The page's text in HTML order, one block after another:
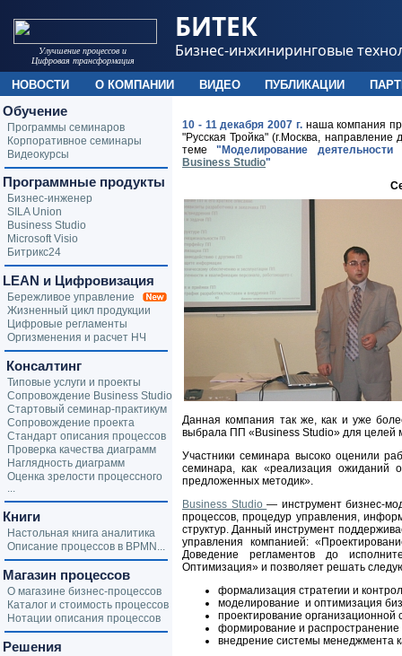
10 - 11 декабря 2007 г.наша компания
"Русская Тройка" (г.Москва, направление
теме "Моделирование
Business Studio"
Данная компания так же, как и уже
выбрала ПП «Business Studio» для целей
Участники семинара высоко оценили
семинара, как «реализация ожиданий
предложенных методик».
Business Studio— инструмент бизнес-
процессов, процедур управления,
структур. Данный инструмент
управления компанией:
Доведение регламентов до
Оптимизация» и позволяет решать
формализация стратегии и
моделирование и оптимизация
проектирование организационной
формирование и
внедрение системы менеджмента
Обучение
Программы семинаров
Корпоративное семинары
Видеокурсы
Программные продукты
Бизнес-инженер
SILA Union
Business Studio
Microsoft Visio
Битрикс24
LEAN и Цифровизация
Бережливое управление
Жизненный цикл продукции
Цифровые регламенты
Оргизменения и расчет НЧ
Консалтинг
Типовые услуги и проекты
Сопровождение Business Studio
Стартовый семинар-практикум
Сопровождение проекта
Стандарт описания процессов
Проверка качества диаграмм
Наглядность диаграмм
Оценка зрелости процессного
...
Книги
Настольная книга аналитика
Описание процессов в BPMN...
Магазин процессов
О магазине бизнес-процессов
Каталог и стоимость процессов
Нотации описания процессов
Решения
Улучшение процессов и
Цифровая трансформация
БИТЕК
Бизнес-инжиниринговые
НОВОСТИ О КОМПАНИИ ВИДЕО ПУБЛИКАЦИИ